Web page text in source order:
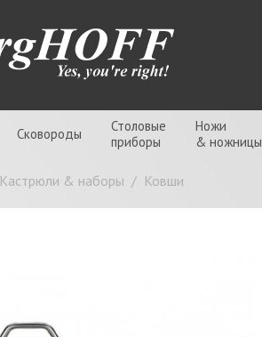
Сковороды
Столовые
приборы
Ножи
& ножницы
Кастрюли & наборы / Ковши